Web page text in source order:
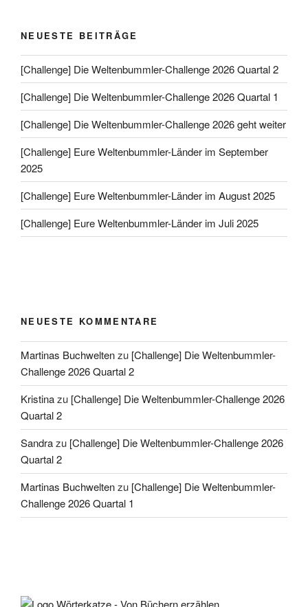
NEUESTE BEITRÄGE
[Challenge] Die Weltenbummler-Challenge 2026 Quartal 2
[Challenge] Die Weltenbummler-Challenge 2026 Quartal 1
[Challenge] Die Weltenbummler-Challenge 2026 geht weiter
[Challenge] Eure Weltenbummler-Länder im September
2025
[Challenge] Eure Weltenbummler-Länder im August 2025
[Challenge] Eure Weltenbummler-Länder im Juli 2025
NEUESTE KOMMENTARE
Martinas Buchweltenzu [Challenge] Die Weltenbummler-
Challenge 2026 Quartal 2
Kristinazu [Challenge] Die Weltenbummler-Challenge 2026
Quartal 2
Sandrazu [Challenge] Die Weltenbummler-Challenge 2026
Quartal 2
Martinas Buchweltenzu [Challenge] Die Weltenbummler-
Challenge 2026 Quartal 1